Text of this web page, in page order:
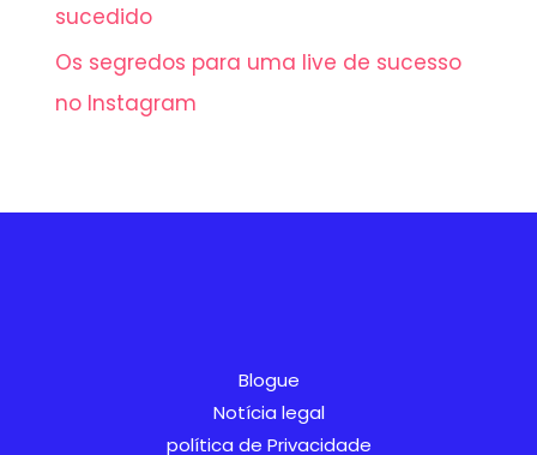
sucedido
Os segredos para uma live de sucesso
no Instagram
Blogue
Notícia legal
política de Privacidade